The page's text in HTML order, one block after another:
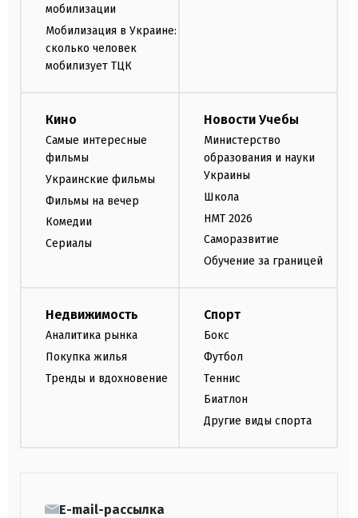
мобилизации
Мобилизация в Украине:
сколько человек
мобилизует ТЦК
Кино
Самые интересные
фильмы
Украинские фильмы
Фильмы на вечер
Комедии
Сериалы
Новости Учебы
Министерство
образования и науки
Украины
Школа
НМТ 2026
Саморазвитие
Обучение за границей
Недвижимость
Аналитика рынка
Покупка жилья
Тренды и вдохновение
Спорт
Бокс
Футбол
Теннис
Биатлон
Другие виды спорта
E-mail-рассылка